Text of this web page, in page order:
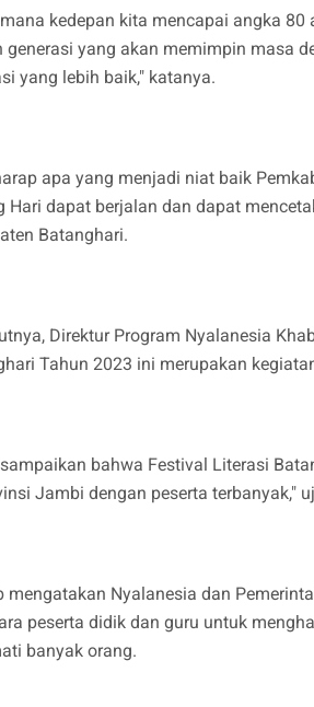
kedepan kita mencapai angka
generasi yang akan memimpin masa
yang lebih baik," katanya.
apa yang menjadi niat baik
Hari dapat berjalan dan dapat
Batanghari.
Direktur Program Nyalanesia
Tahun 2023 ini merupakan
bahwa Festival Literasi
Jambi dengan peserta terbanyak,"
mengatakan Nyalanesia dan
peserta didik dan guru untuk
banyak orang.